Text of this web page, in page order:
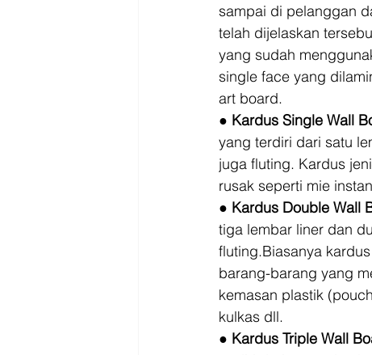
sampai di pelanggan
telah dijelaskan
yang sudah
single face yang
art board.
● Kardus Single Wall
yang terdiri dari satu
juga fluting. Kardus
rusak seperti mie
● Kardus Double Wall
tiga lembar liner dan
fluting.Biasanya
barang-barang yang
kemasan plastik
kulkas dll.
● Kardus Triple Wall